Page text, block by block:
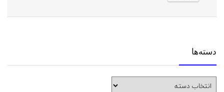
دسته‌ها
دسته‌ها